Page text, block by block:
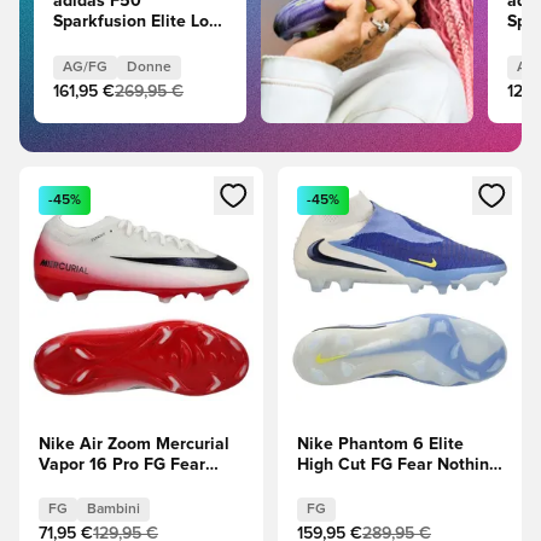
Sparkfusion Elite Low
Radiant Blaze - Tono
viola/Lucid Lemon
(Giallo)/Purple Rush
(Viola) Donna
AG/FG Donne
161,95 €269,95 €
Apre una finestra modale per accedere o registrarsi come
-45%
Nike Air Zoom Mercurial
Vapor 16 Pro FG Fear
Bianco/University Red
(Rosso)/Dark Obsidian
FG Bambini
71,95 €129,95 €
Apre una finestra modale
-45%
Nike Phantom 6 Elite
High Cut FG Fear Nothing
Obsidian (Nero)
FG
159,95 €289,95 €